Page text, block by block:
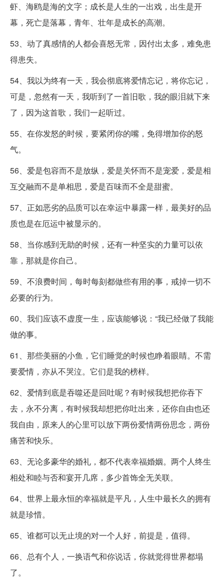
虾、海鸥是海的文字；成长是人生的一出戏，出生是开
幕，死亡是落幕，青年、壮年是成长的高潮。
53、动了真感情的人都会喜怒无常，因付出太多，难免患
得患失。
54、我以为终有一天，我会彻底将爱情忘记，将你忘记，
可是，忽然有一天，我听到了一首旧歌，我的眼泪就下来
了，因为这首歌，我们一起听过。
55、在你发怒的时候，要紧闭你的嘴，免得增加你的怒
气。
56、爱是包容而不是放纵，爱是关怀而不是宠爱，爱是相
互交融而不是单相思，爱是百味而不全是甜蜜。
57、正如恶劣的品质可以在幸运中暴露一样，最美好的品
质也是在厄运中被显示的。
58、当你感到无助的时候，还有一种坚实的力量可以依
靠，那就是你自己。
59、不浪费时间，每时每刻都做些有用的事，戒掉一切不
必要的行为。
60、我们应该不虚度一生，应该能够说：“我已经做了我能
做的事。
61、那些美丽的小鱼，它们睡觉的时候也睁着眼睛。不需
要爱情，亦从不哭泣。它们是我的榜样。
62、爱情到底是吞噬还是回吐呢？有时候我想把你吞下
去，永不分离，有时候我却想把你吐出来，还你自由也还
我自由，原来人的心里可以放下两份爱情两份思念，两份
痛苦和快乐。
63、无论多豪华的婚礼，都不代表幸福婚姻。两个人终生
相处和睦与否和宴开几席，多少首饰全无关联。
64、世界上最永恒的幸福就是平凡，人生中最长久的拥有
就是珍惜。
65、谁都可以无止境的对一个人好，前提是，值得。
66、总有个人，一换语气和你说话，你就觉得世界都塌
了。